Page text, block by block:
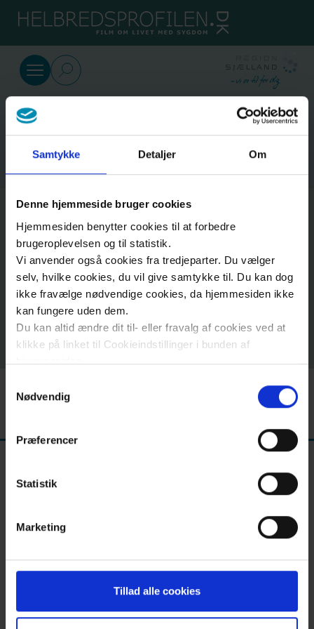
Samtykke Detaljer Om
Denne hjemmeside bruger cookies
Hjemmesiden benytter cookies til at forbedre
brugeroplevelsen og til statistik.
Vi anvender også cookies fra tredjeparter. Du vælger
selv, hvilke cookies, du vil give samtykke til. Du kan dog
ikke fravælge nødvendige cookies, da hjemmesiden ikke
kan fungere uden dem.
Du kan altid ændre dit til- eller fravalg af cookies ved at
klikke på linket til Cookieindstillinger i bunden af
hjemmesiden.
Læs mere om brugen af cookies på vores hjemmeside
Læs mere om vores behandling af personoplysninger
her.
Nødvendig
Præferencer
Statistik
Marketing
Tillad alle cookies
SkipToMain.AriaLabel
عربى
الحياة في الأيّام الأخيرة المتبقّية
الأطفال
والأسرة
كل
الأشياء
العملية
نبذة
عنّا
الاتصال
الأطفال والأسرة
الإرشاد النفسي عند الحزن - التعامل مع الحزن
كقريب